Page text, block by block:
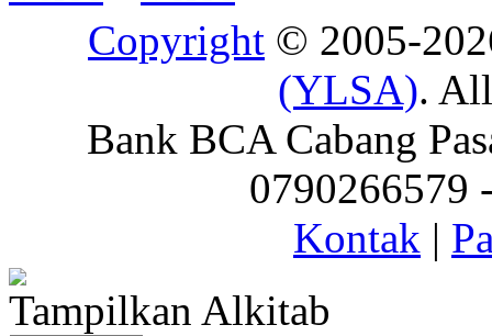
Copyright © 2005-
(YLSA).
Bank BCA Cabang
0790266579
Kontak |
Tampilkan Alkitab